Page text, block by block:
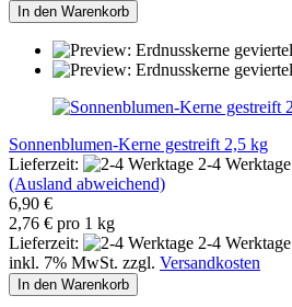
In den Warenkorb
Sonnenblumen-Kerne gestreift 2,5 kg
Lieferzeit:
2-4 Werktage
(Ausland abweichend)
6,90 €
2,76 € pro 1 kg
Lieferzeit:
2-4 Werktage
inkl. 7% MwSt. zzgl. Versandkosten
In den Warenkorb